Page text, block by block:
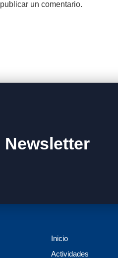
un comentario.
Inicio
Actividades